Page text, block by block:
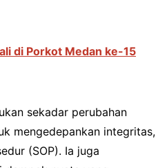
di Porkot Medan ke-15
sekadar perubahan
mengedepankan integritas,
(SOP). Ia juga